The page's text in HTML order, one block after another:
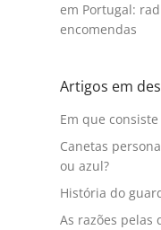
em Portugal:
encomendas
Artigos em
Em que
Canetas
ou azul?
História do
As razões pelas